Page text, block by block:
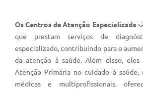
Os Centros de Atenção Especializada
que prestam serviços de
especializado, contribuindo para o
da atenção à saúde. Além disso,
Atenção Primária no cuidado à saúde,
médicas e multiprofissionais,